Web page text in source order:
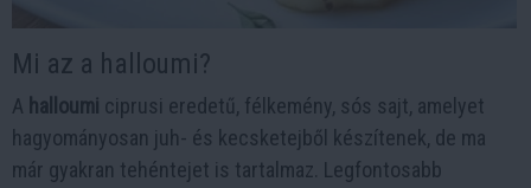
Mi az a halloumi?
A halloumi ciprusi eredetű, félkemény, sós sajt, amelyet
hagyományosan juh- és kecsketejből készítenek, de ma
már gyakran tehéntejet is tartalmaz. Legfontosabb